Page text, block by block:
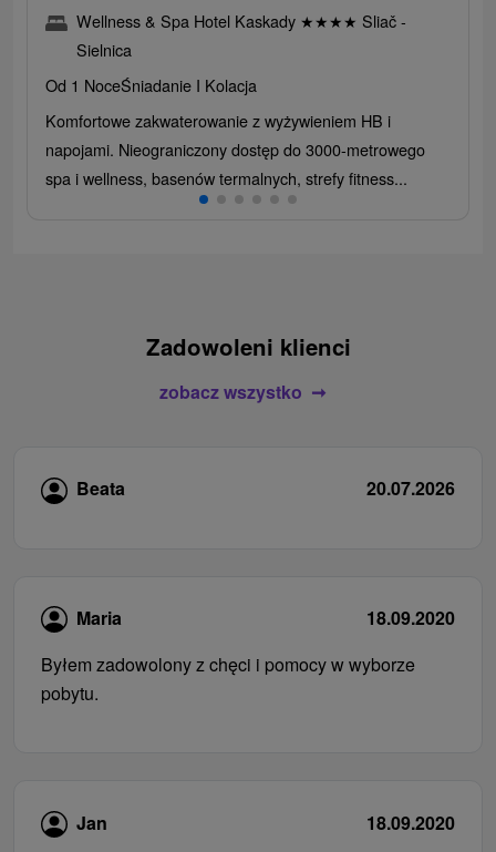
Wellness & Spa Hotel Kaskady ★★★★ Sliač -
Sielnica
Od 1 NoceŚniadanie I Kolacja
Komfortowe zakwaterowanie z wyżywieniem HB i
napojami. Nieograniczony dostęp do 3000-metrowego
spa i wellness, basenów termalnych, strefy fitness...
Zadowoleni klienci
zobacz wszystko
Beata 20.07.2026
Maria
18.09.2020
Byłem zadowolony z chęci i pomocy w wyborze
pobytu.
Jan
18.09.2020